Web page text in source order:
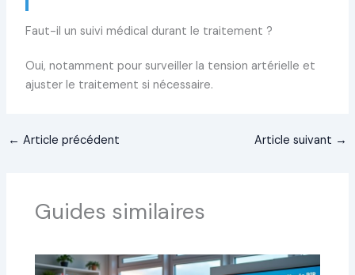
Faut-il un suivi médical durant le traitement ?
Oui, notamment pour surveiller la tension artérielle et
ajuster le traitement si nécessaire.
← Article précédent Article suivant →
Guides similaires